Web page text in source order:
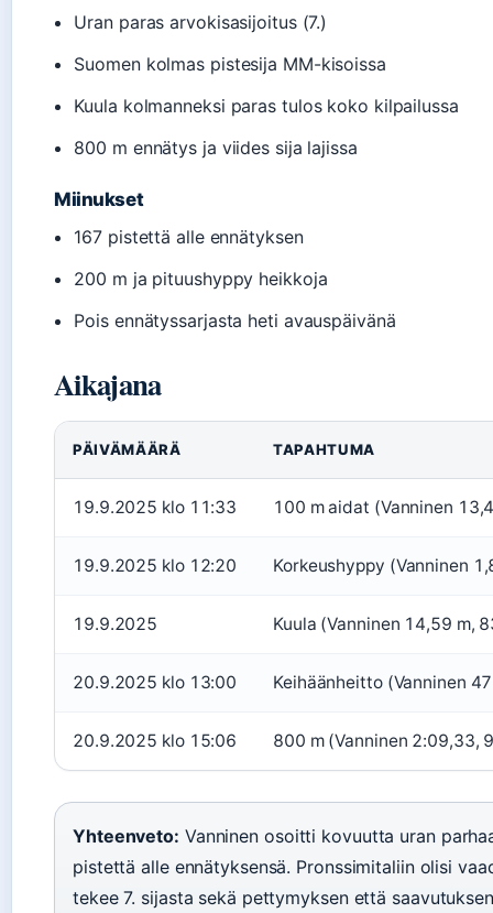
Uran paras arvokisasijoitus (7.)
Suomen kolmas pistesija MM-kisoissa
Kuula kolmanneksi paras tulos koko kilpailussa
800 m ennätys ja viides sija lajissa
Miinukset
167 pistettä alle ennätyksen
200 m ja pituushyppy heikkoja
Pois ennätyssarjasta heti avauspäivänä
Aikajana
PÄIVÄMÄÄRÄ TAPAHTUMA
19.9.2025 klo 11:33 100 m aidat (Vanninen
19.9.2025 klo 12:20 Korkeushyppy (Vanninen
19.9.2025 Kuula (Vanninen 14,59 m,
20.9.2025 klo 13:00 Keihäänheitto (Vanninen
20.9.2025 klo 15:06 800 m (Vanninen 2:09,33,
Yhteenveto: Vanninen osoitti kovuutta uran
pistettä alle ennätyksensä. Pronssimitaliin olisi
tekee 7. sijasta sekä pettymyksen että